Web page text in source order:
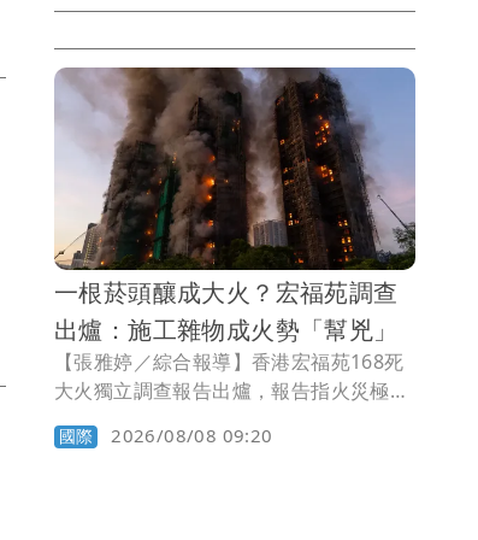
績優秀，看不出來有攻擊性，不過獨來獨
往，逞凶過程中鎖定教職員下手，最後飲
彈自盡。
一根菸頭釀成大火？宏福苑調查
出爐：施工雜物成火勢「幫兇」
【張雅婷／綜合報導】香港宏福苑168死
大火獨立調查報告出爐，報告指火災極可
能是由菸頭引燃可燃物料，加上施工期間
堆積大量易燃雜物，助長火勢迅速蔓延，
國際 2026/08/08 09:20